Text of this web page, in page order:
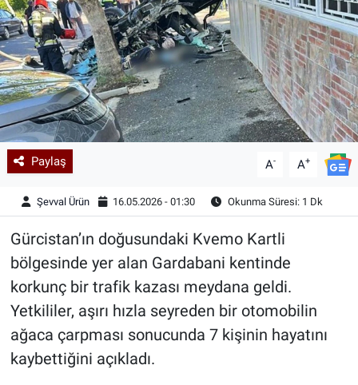
Paylaş A- A+
Şevval Ürün 16.05.2026 - 01:30 Okunma Süresi: 1 Dk
Gürcistan’ın doğusundaki Kvemo Kartli
bölgesinde yer alan Gardabani kentinde
korkunç bir trafik kazası meydana geldi.
Yetkililer, aşırı hızla seyreden bir otomobilin
ağaca çarpması sonucunda 7 kişinin hayatını
kaybettiğini açıkladı.
Sağlık
Siyaset
Teknoloji
Yazarlar